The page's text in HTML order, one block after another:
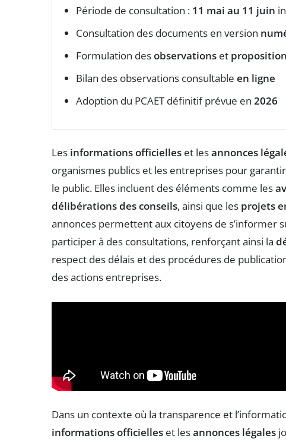
Période de consultation : 11 mai au 11 juin
Consultation des documents en version
Formulation desobservations et
Bilan des observations consultable en ligne
Adoption du PCAET définitif prévue en 2026
Les informations officielles et lesannonces
organismes publics et les entreprises pour
le public. Elles incluent des éléments comme les
délibérations des conseils, ainsi que les projets
annonces permettent aux citoyens de s’informer
participer à des consultations, renforçant ainsi la
respect des délais et des procédures de
des actions entreprises.
Dans un contexte où la transparence et
informations officielles et lesannonces légales